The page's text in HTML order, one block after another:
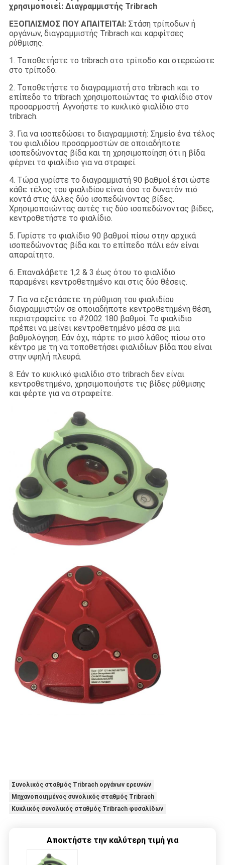
χρησιμοποιεί: Διαγραμμιστής Tribrach
ΕΞΟΠΛΙΣΜΟΣ ΠΟΥ ΑΠΑΙΤΕΙΤΑΙ:Στάση τρίποδων ή
οργάνων, διαγραμμιστής Tribrach και καρφίτσες
ρύθμισης.
1. Τοποθετήστε το tribrach στο τρίποδο και στερεώστε
στο τρίποδο.
2. Τοποθετήστε το διαγραμμιστή στο tribrach και το
επίπεδο το tribrach χρησιμοποιώντας το φιαλίδιο στον
προσαρμοστή. Αγνοήστε το κυκλικό φιαλίδιο στο
tribrach.
3. Για να ισοπεδώσει το διαγραμμιστή: Σημείο ένα τέλος
του φιαλιδίου προσαρμοστών σε οποιαδήποτε
ισοπεδώνοντας βίδα και τη χρησιμοποίηση ότι η βίδα
φέρνει το φιαλίδιο για να στραφεί.
4. Τώρα γυρίστε το διαγραμμιστή 90 βαθμοί έτσι ώστε
κάθε τέλος του φιαλιδίου είναι όσο το δυνατόν πιό
κοντά στις άλλες δύο ισοπεδώνοντας βίδες.
Χρησιμοποιώντας αυτές τις δύο ισοπεδώνοντας βίδες,
κεντροθετήστε το φιαλίδιο.
5. Γυρίστε το φιαλίδιο 90 βαθμοί πίσω στην αρχικά
ισοπεδώνοντας βίδα και το επίπεδο πάλι εάν είναι
απαραίτητο.
6. Επαναλάβετε 1,2 & 3 έως ότου το φιαλίδιο
παραμένει κεντροθετημένο και στις δύο θέσεις.
7. Για να εξετάσετε τη ρύθμιση του φιαλιδίου
διαγραμμιστών σε οποιαδήποτε κεντροθετημένη θέση,
περιστραφείτε το #2002 180 βαθμοί. Το φιαλίδιο
πρέπει να μείνει κεντροθετημένο μέσα σε μια
βαθμολόγηση. Εάν όχι, πάρτε το μισό λάθος πίσω στο
κέντρο με τη να τοποθετήσει φιαλιδίων βίδα που είναι
στην υψηλή πλευρά.
8. Εάν το κυκλικό φιαλίδιο στο tribrach δεν είναι
κεντροθετημένο, χρησιμοποιήστε τις βίδες ρύθμισης
και φέρτε για να στραφείτε.
Συνολικός σταθμός Tribrach οργάνων ερευνών
Μηχανοποιημένος συνολικός σταθμός Tribrach
Κυκλικός συνολικός σταθμός Tribrach φυσαλίδων
Αποκτήστε την καλύτερη τιμή για